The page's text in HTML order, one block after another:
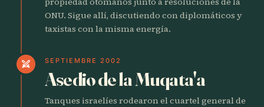
ONU. Sigue allí, discutiendo con diplomáticos y
taxistas con la misma energía.
swords SEPTIEMBRE 2002
Asedio de la Muqata'a
Tanques israelíes rodearon el cuartel general de